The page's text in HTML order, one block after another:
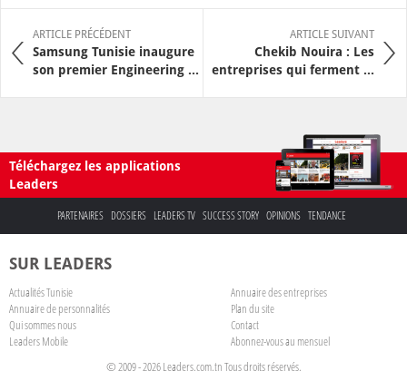
ARTICLE PRÉCÉDENT
Samsung Tunisie inaugure
son premier Engineering ...
ARTICLE SUIVANT
Chekib Nouira : Les
entreprises qui ferment ...
Téléchargez les applications
Leaders
PARTENAIRES DOSSIERS LEADERS TV SUCCESS STORY OPINIONS TENDANCE
SUR LEADERS
Actualités Tunisie
Annuaire des entreprises
Annuaire de personnalités
Plan du site
Qui sommes nous
Contact
Leaders Mobile
Abonnez-vous au mensuel
© 2009 - 2026 Leaders.com.tn Tous droits réservés.